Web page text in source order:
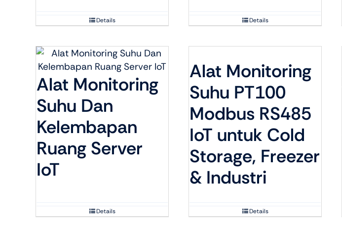
Details Details
Alat Monitoring
Suhu Dan
Kelembapan
Ruang Server
IoT
Details
Alat Monitoring
Suhu PT100
Modbus RS485
IoT untuk Cold
Storage, Freezer
& Industri
Details